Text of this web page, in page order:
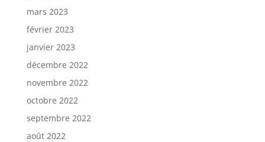
mars 2023
février 2023
janvier 2023
décembre 2022
novembre 2022
octobre 2022
septembre 2022
août 2022